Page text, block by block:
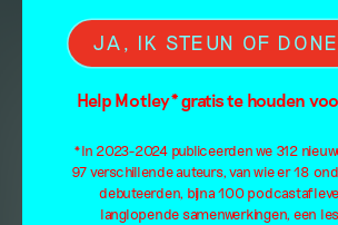
JA, IK STEUN OF
Help Motley* gratis te houden
*In 2023-2024 publiceerden we 312
97 verschillende auteurs, van wie er 18
debuteerden, bijna 100
langlopende samenwerkingen, een